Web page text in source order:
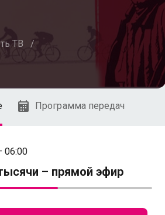
ТВ /
Программа передач
06:00
– прямой эфир